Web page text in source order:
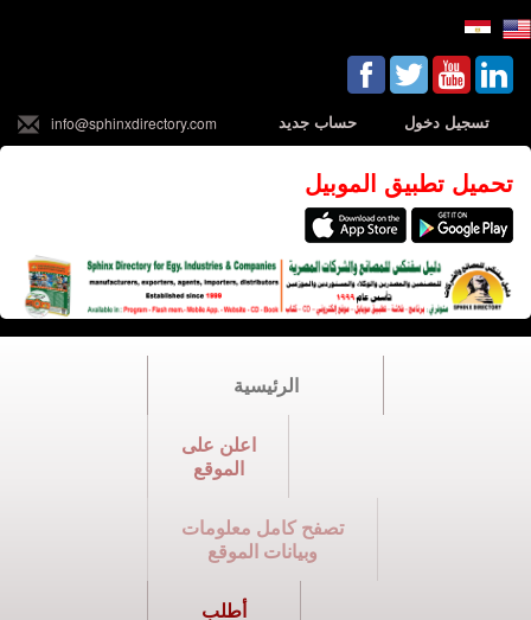
تسجيل دخول حساب جديد info@sphinxdirectory.com
تحميل تطبيق الموبيل
الرئيسية
اعلن على
الموقع
تصفح كامل معلومات
وبيانات الموقع
أطلب